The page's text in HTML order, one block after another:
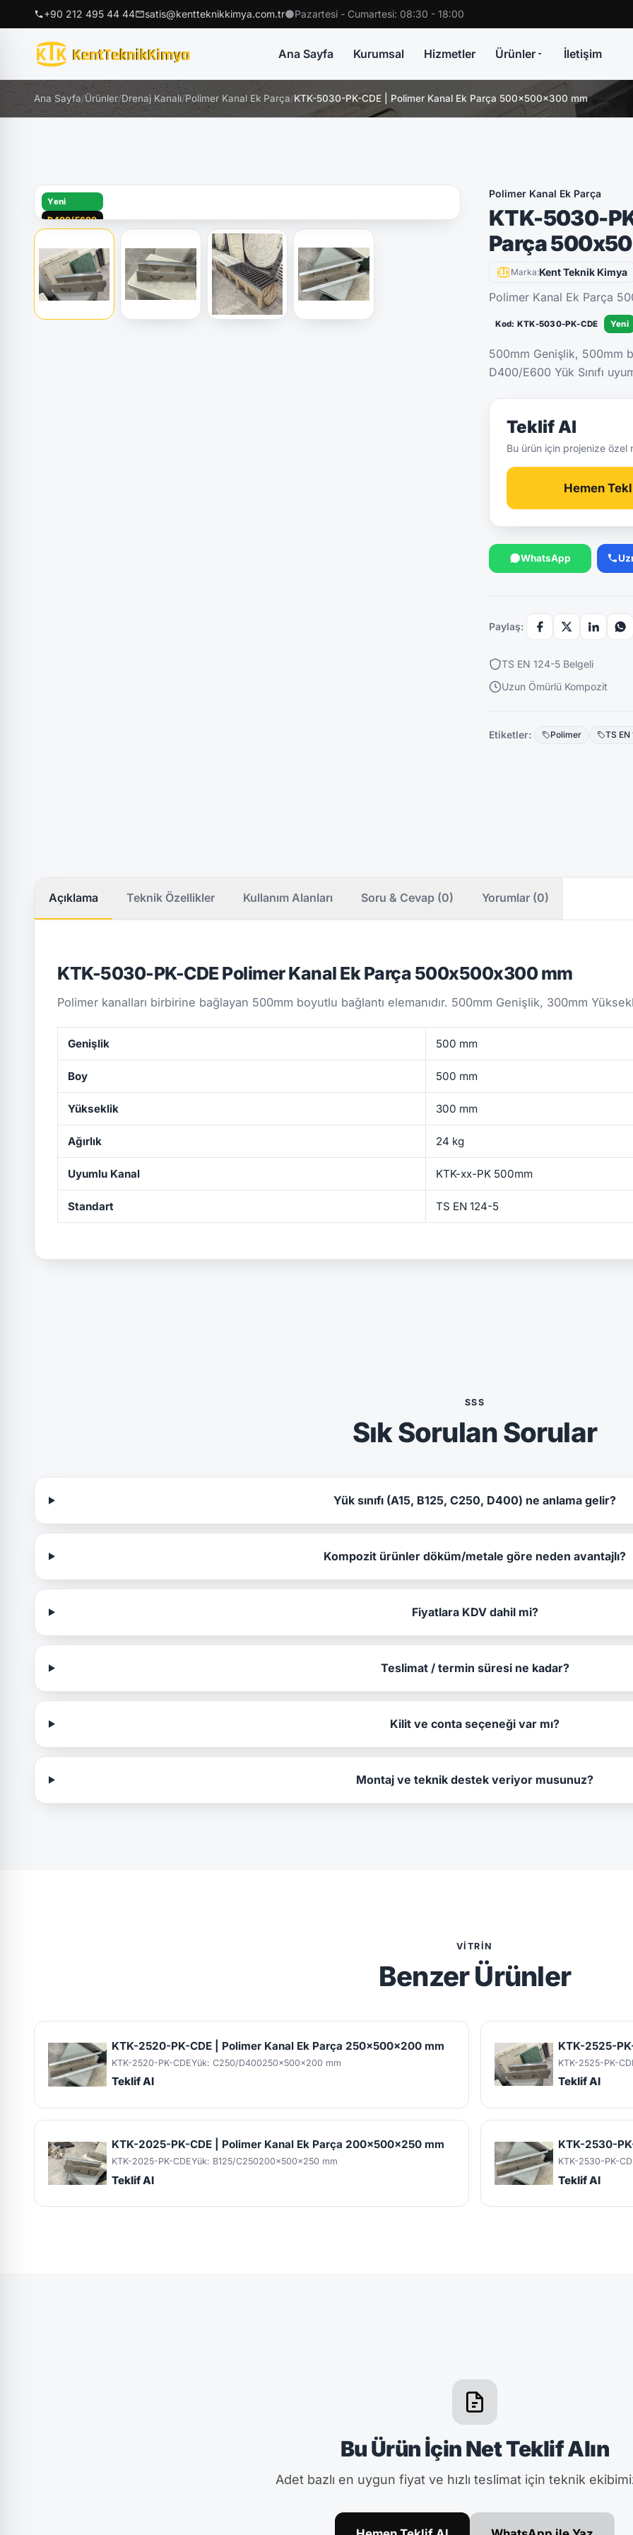
+90 212 495 44 44 satis@kentteknikkimya.com.tr Pazartesi - Cumartesi: 08:30 - 18:00
Ana Sayfa Kurumsal Hizmetler Ürünler İletişim
Ana Sayfa/Ürünler/Drenaj Kanalı/Polimer Kanal Ek Parça/KTK-5030-PK-CDE | Polimer Kanal Ek Parça 500x500x300 mm
Yeni
D400/E600
Polimer Kanal Ek Parça
KTK-5030-
Parça
Marka:Kent Teknik Kimya
Polimer Kanal Ek Parça
Kod: KTK-5030-PK-CDE Yeni
500mm Genişlik, 500mm
D400/E600 Yük Sınıfı
Teklif Al
Bu ürün için projenize
Hemen
WhatsApp
Paylaş:
TS EN 124-5 Belgeli
Uzun Ömürlü Kompozit
Etiketler: Polimer TS
Açıklama Teknik Özellikler Kullanım Alanları Soru & Cevap (0) Yorumlar (0)
KTK-5030-PK-CDE Polimer Kanal Ek Parça 500x500x300 mm
Polimer kanalları birbirine bağlayan 500mm boyutlu bağlantı elemanıdır. 500mm Genişlik, 300mm
Genişlik 500 mm
Boy 500 mm
Yükseklik 300 mm
Ağırlık 24 kg
Uyumlu Kanal KTK-xx-PK 500mm
Standart TS EN 124-5
SSS
Sık Sorulan Sorular
Yük sınıfı (A15, B125, C250, D400) ne anlama gelir?
Kompozit ürünler döküm/metale göre neden avantajlı?
Fiyatlara KDV dahil mi?
Teslimat / termin süresi ne kadar?
Kilit ve conta seçeneği var mı?
Montaj ve teknik destek veriyor musunuz?
VITRIN
Benzer Ürünler
KTK-2520-PK-CDE | Polimer Kanal Ek Parça 250x500x200 mm
KTK-2520-PK-CDEYük: C250/D400250x500x200 mm
Teklif Al
KTK-2525-
KTK-2525-PK-
Teklif Al
KTK-2025-PK-CDE | Polimer Kanal Ek Parça 200x500x250 mm
KTK-2025-PK-CDEYük: B125/C250200x500x250 mm
Teklif Al
KTK-2530-
KTK-2530-PK-
Teklif Al
Bu Ürün İçin Net Teklif Alın
Adet bazlı en uygun fiyat ve hızlı teslimat için teknik